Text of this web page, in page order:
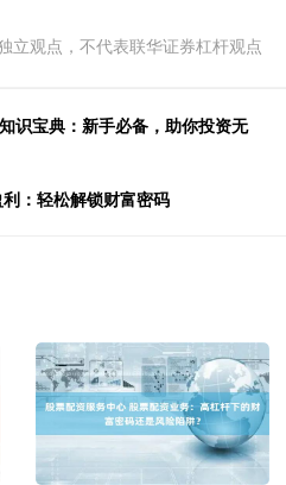
立观点，不代表联华证券杠杆观点
识宝典：新手必备，助你投资无
：轻松解锁财富密码